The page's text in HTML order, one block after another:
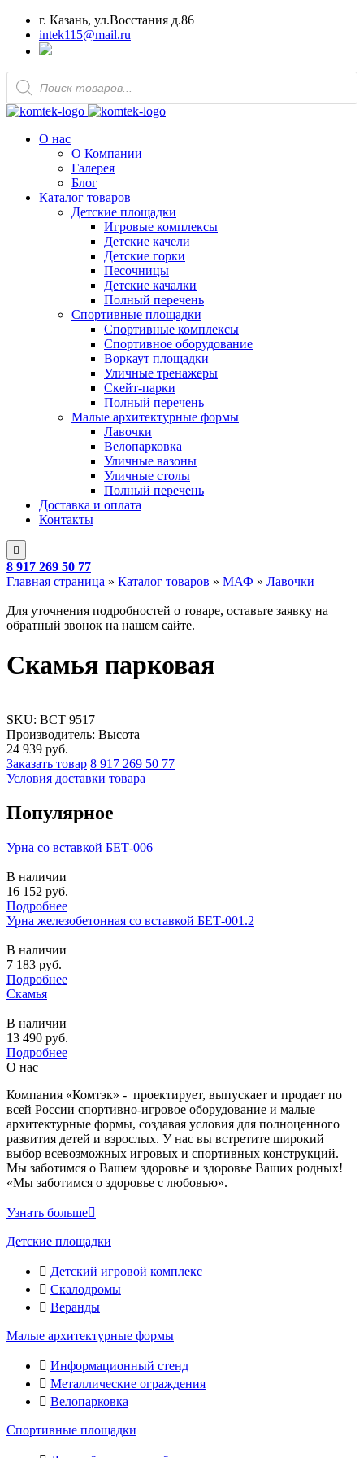
г. Казань, ул.Восстания д.86
intek115@mail.ru
Поиск
товаров
О нас
О Компании
Галерея
Блог
Каталог товаров
Детские площадки
Игровые комплексы
Детские качели
Детские горки
Песочницы
Детские качалки
Полный перечень
Спортивные площадки
Спортивные комплексы
Спортивное оборудование
Воркаут площадки
Уличные тренажеры
Скейт-парки
Полный перечень
Малые архитектурные формы
Лавочки
Велопарковка
Уличные вазоны
Уличные столы
Полный перечень
Доставка и оплата
Контакты
8 917 269 50 77
Главная страница » Каталог товаров » МАФ » Лавочки
Для уточнения подробностей о товаре, оставьте заявку на
обратный звонок на нашем сайте.
Скамья парковая
SKU: ВСТ 9517
Производитель: Высота
24 939 руб.
Заказать товар 8 917 269 50 77
Условия доставки товара
Популярное
Урна со вставкой БЕТ-006
В наличии
16 152 руб.
Подробнее
Урна железобетонная со вставкой БЕТ-001.2
В наличии
7 183 руб.
Подробнее
Скамья
В наличии
13 490 руб.
Подробнее
О нас
Компания «Комтэк» - проектирует, выпускает и продает по
всей России спортивно-игровое оборудование и малые
архитектурные формы, создавая условия для полноценного
развития детей и взрослых. У нас вы встретите широкий
выбор всевозможных игровых и спортивных конструкций.
Мы заботимся о Вашем здоровье и здоровье Ваших родных!
«Мы заботимся о здоровье с любовью».
Узнать больше
Детские площадки
Детский игровой комплекс
Скалодромы
Веранды
Малые архитектурные формы
Информационный стенд
Металлические ограждения
Велопарковка
Спортивные площадки